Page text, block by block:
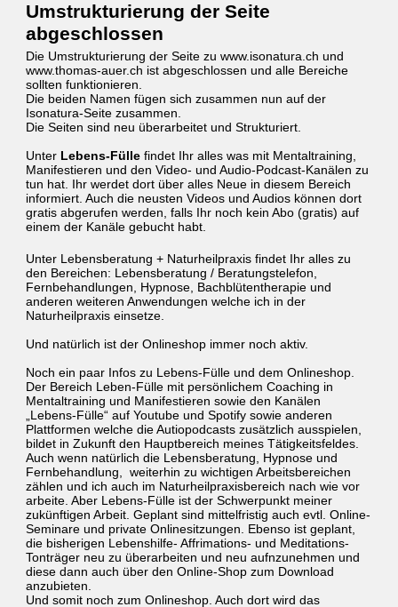
Umstrukturierung der Seite
abgeschlossen
Die Umstrukturierung der Seite zu www.isonatura.ch und
www.thomas-auer.ch ist abgeschlossen und alle Bereiche
sollten funktionieren.
Die beiden Namen fügen sich zusammen nun auf der
Isonatura-Seite zusammen.
Die Seiten sind neu überarbeitet und Strukturiert.
Unter Lebens-Fülle findet Ihr alles was mit Mentaltraining,
Manifestieren und den Video- und Audio-Podcast-Kanälen zu
tun hat. Ihr werdet dort über alles Neue in diesem Bereich
informiert. Auch die neusten Videos und Audios können dort
gratis abgerufen werden, falls Ihr noch kein Abo (gratis) auf
einem der Kanäle gebucht habt.
Unter Lebensberatung + Naturheilpraxis findet Ihr alles zu
den Bereichen: Lebensberatung / Beratungstelefon,
Fernbehandlungen, Hypnose, Bachblütentherapie und
anderen weiteren Anwendungen welche ich in der
Naturheilpraxis einsetze.
Und natürlich ist der Onlineshop immer noch aktiv.
Noch ein paar Infos zu Lebens-Fülle und dem Onlineshop.
Der Bereich Leben-Fülle mit persönlichem Coaching in
Mentaltraining und Manifestieren sowie den Kanälen
„Lebens-Fülle“ auf Youtube und Spotify sowie anderen
Plattformen welche die Autiopodcasts zusätzlich ausspielen,
bildet in Zukunft den Hauptbereich meines Tätigkeitsfeldes.
Auch wenn natürlich die Lebensberatung, Hypnose und
Fernbehandlung, weiterhin zu wichtigen Arbeitsbereichen
zählen und ich auch im Naturheilpraxisbereich nach wie vor
arbeite. Aber Lebens-Fülle ist der Schwerpunkt meiner
zukünftigen Arbeit. Geplant sind mittelfristig auch evtl. Online-
Seminare und private Onlinesitzungen. Ebenso ist geplant,
die bisherigen Lebenshilfe- Affrimations- und Meditations-
Tonträger neu zu überarbeiten und neu aufnzunehmen und
diese dann auch über den Online-Shop zum Download
anzubieten.
Und somit noch zum Onlineshop. Auch dort wird das